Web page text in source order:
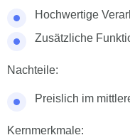
Hochwertige
Zusätzliche
Nachteile:
Preislich im
Kernmerkmale: